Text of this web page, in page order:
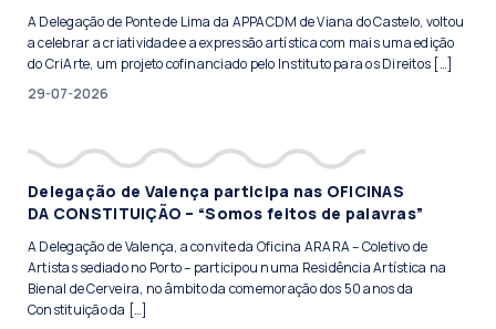
A Delegação de Ponte de Lima da APPACDM de Viana do Castelo, voltou
a celebrar a criatividade e a expressão artística com mais uma edição
do CriArte, um projeto cofinanciado pelo Instituto para os Direitos […]
29-07-2026
Delegação de Valença participa nas OFICINAS
DA CONSTITUIÇÃO – “Somos feitos de palavras”
A Delegação de Valença, a convite da Oficina ARARA – Coletivo de
Artistas sediado no Porto – participou numa Residência Artística na
Bienal de Cerveira, no âmbito da comemoração dos 50 anos da
Constituição da […]